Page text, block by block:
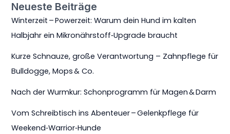
Neueste Beiträge
Winterzeit – Powerzeit: Warum dein Hund im kalten
Halbjahr ein Mikronährstoff‑Upgrade braucht
Kurze Schnauze, große Verantwortung – Zahnpflege für
Bulldogge, Mops & Co.
Nach der Wurmkur: Schonprogramm für Magen & Darm
Vom Schreibtisch ins Abenteuer – Gelenkpflege für
Weekend‑Warrior‑Hunde